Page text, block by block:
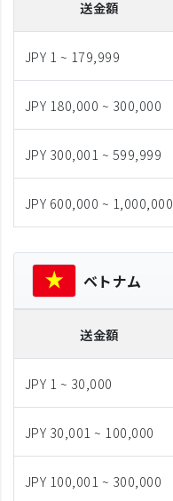
送金額
JPY 1 ~ 179,999
JPY 180,000 ~ 300,000
JPY 300,001 ~ 599,999
JPY 600,000 ~ 1,000,000
ベトナム
送金額
JPY 1 ~ 30,000
JPY 30,001 ~ 100,000
JPY 100,001 ~ 300,000